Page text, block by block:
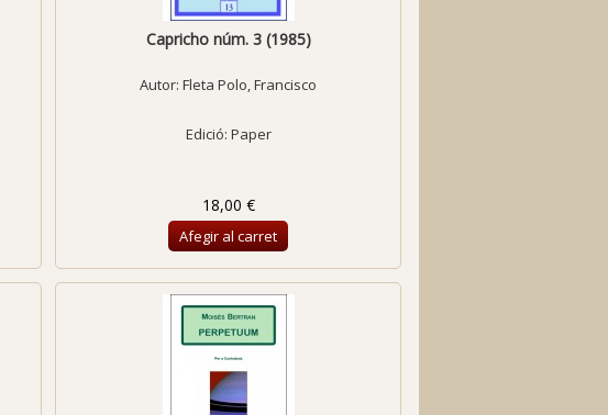
Capricho núm. 3 (1985)
Autor:Fleta Polo, Francisco
Edició: Paper
18,00 €
Afegir al carret